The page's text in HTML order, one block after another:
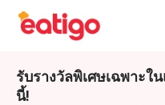
รับรางวัลพิเศษเฉพาะใ
นี้!